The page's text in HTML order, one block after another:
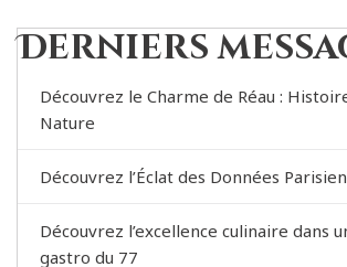
Derniers
Découvrez le Charme de Réau :
Nature
Découvrez l’Éclat des Données
Découvrez l’excellence culinaire dans
gastro du 77